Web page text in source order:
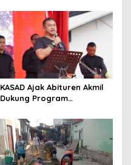
KASAD Ajak Abituren Akmil
Dukung Program